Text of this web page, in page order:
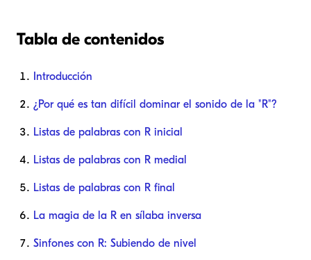
Tabla de contenidos
Introducción
¿Por qué es tan difícil dominar el sonido de la "R"?
Listas de palabras con R inicial
Listas de palabras con R medial
Listas de palabras con R final
La magia de la R en sílaba inversa
Sinfones con R: Subiendo de nivel